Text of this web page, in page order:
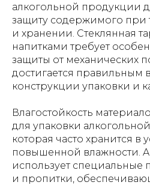
алкогольной продукции
защиту содержимого при
и хранении. Стеклянная
напитками требует
защиты от механических
достигается правильным
конструкции упаковки и
Влагостойкость
для упаковки
которая часто хранится в
повышенной влажности.
использует специальные
и пропитки,